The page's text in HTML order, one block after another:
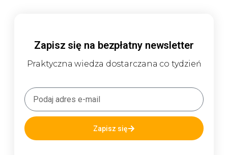
Zapisz się na bezpłatny newsletter
Praktyczna wiedza dostarczana co tydzień
Zapisz się